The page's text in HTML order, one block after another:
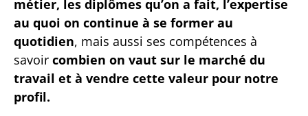
métier, les diplômes qu’on a fait, l’expertise
au quoi on continue à se former au
quotidien, mais aussi ses compétences à
savoir combien on vaut sur le marché du
travail et à vendre cette valeur pour notre
profil.